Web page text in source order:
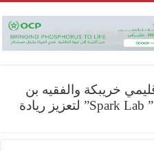
خريبكة والفقيه بن
صالح يشهدان إطلاق مشروع ” Spark Lab” لتعزيز ريادة